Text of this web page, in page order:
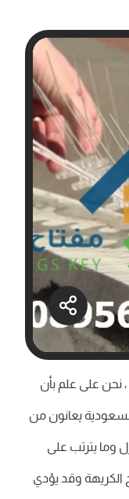
، نحن على علم بأن
يعانون من
وما يترتب على
الكريهة وقد يؤدي